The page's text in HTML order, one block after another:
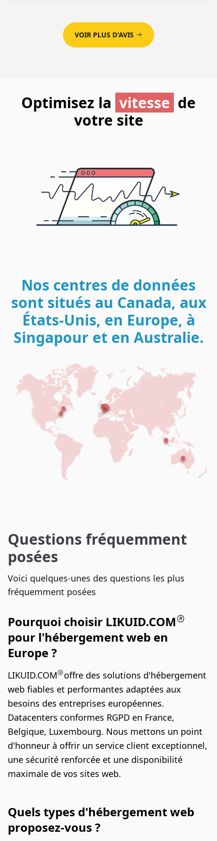
VOIR PLUS D'AVIS
Optimisez la vitesse de
votre site
Nos centres de données
sont situés au Canada, aux
États-Unis, en Europe, à
Singapour et en Australie.
Questions fréquemment
posées
Voici quelques-unes des questions les plus
fréquemment posées
Pourquoi choisir LIKUID.COM
pour l'hébergement web en
Europe ?
LIKUID.COM
offre des solutions d'hébergement
web fiables et performantes adaptées aux
besoins des entreprises européennes.
Datacenters conformes RGPD en France,
Belgique, Luxembourg. Nous mettons un point
d'honneur à offrir un service client exceptionnel,
une sécurité renforcée et une disponibilité
maximale de vos sites web.
Quels types d'hébergement web
proposez-vous ?